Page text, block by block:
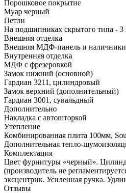
Порошковое покрытие
Муар черный
Петли
На подшипниках скрытого типа - 3
Внешняя отделка
Внешняя МДФ-панель и
Внутренняя отделка
МДФ с фрезеровкой
Замок нижний (основной)
Гардиан 3211, цилиндровый
Замок верхний (дополнительный)
Гардиан 3001, сувальдный
Дополнительно
Накладка с автошторкой
Утепление
Комбинированная плита 100мм,
Дополнительная тепло-
Комплектация
Цвет фурнитуры «черный».
(производитель не
эксцентрик. Усиленная ручка.
Отзывы